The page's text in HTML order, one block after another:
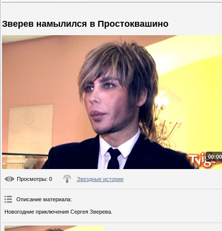
Зверев намылился в Простоквашино
Просмотры: 0 Звездные истории
Описание материала:
Новогодние приключения Сергея Зверева.